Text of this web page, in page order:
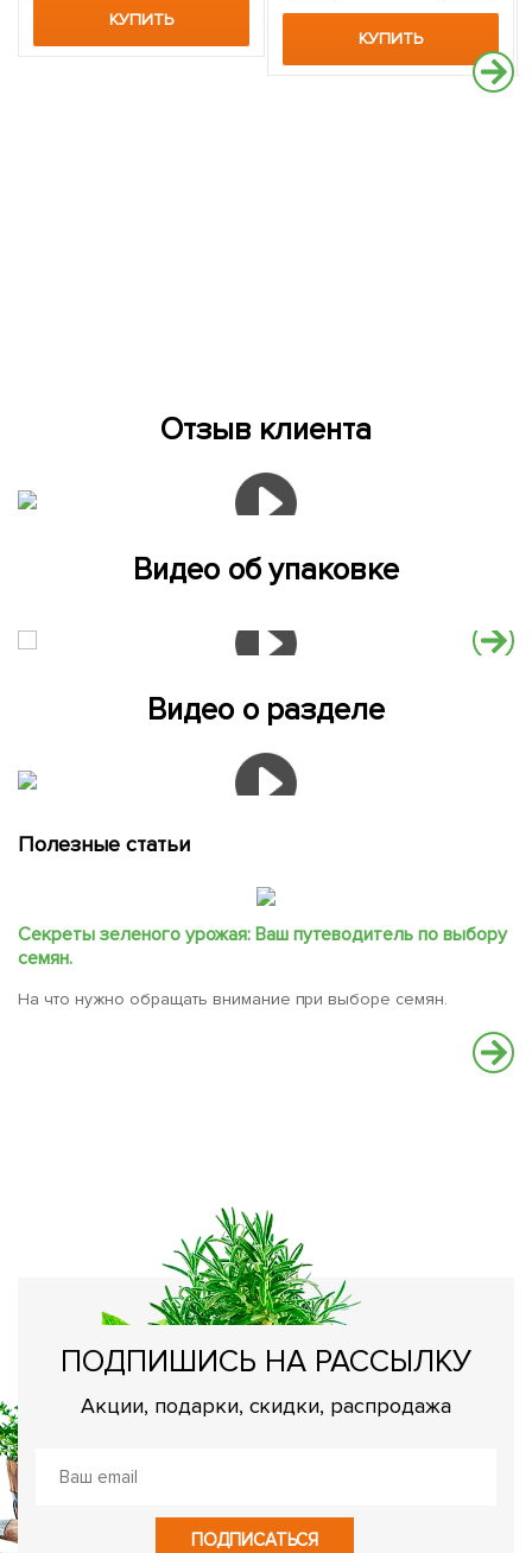
КУПИТЬ
КУПИТЬ
Отзыв клиента
Видео об упаковке
Видео о разделе
Полезные статьи
Секреты зеленого урожая: Ваш путеводитель по выбору
семян.
На что нужно обращать внимание при выборе семян.
ПОДПИШИСЬ НА РАССЫЛКУ
Акции, подарки, скидки, распродажа
ПОДПИСАТЬСЯ